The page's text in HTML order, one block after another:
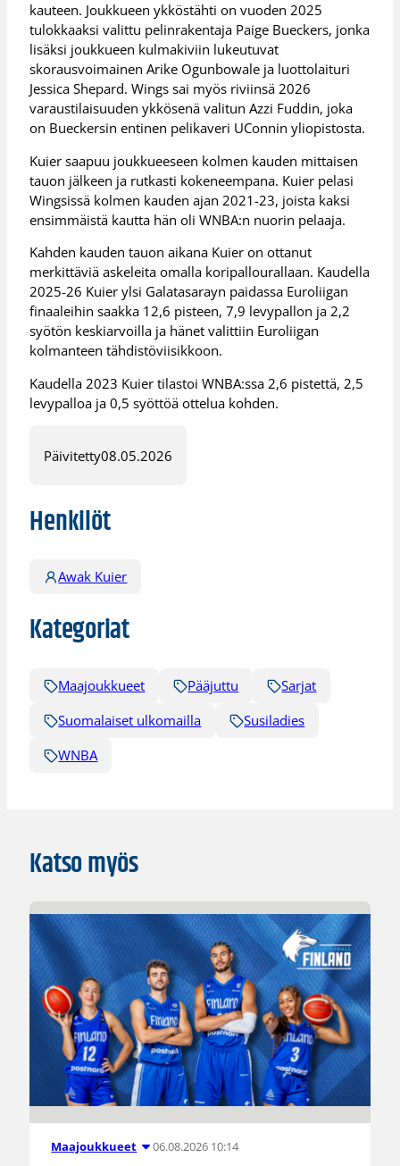
kauteen. Joukkueen ykköstähti on vuoden 2025
tulokkaaksi valittu pelinrakentaja Paige Bueckers, jonka
lisäksi joukkueen kulmakiviin lukeutuvat
skorausvoimainen Arike Ogunbowale ja luottolaituri
Jessica Shepard. Wings sai myös riviinsä 2026
varaustilaisuuden ykkösenä valitun Azzi Fuddin, joka
on Bueckersin entinen pelikaveri UConnin yliopistosta.
Kuier saapuu joukkueeseen kolmen kauden mittaisen
tauon jälkeen ja rutkasti kokeneempana. Kuier pelasi
Wingsissä kolmen kauden ajan 2021-23, joista kaksi
ensimmäistä kautta hän oli WNBA:n nuorin pelaaja.
Kahden kauden tauon aikana Kuier on ottanut
merkittäviä askeleita omalla koripallourallaan. Kaudella
2025-26 Kuier ylsi Galatasarayn paidassa Euroliigan
finaaleihin saakka 12,6 pisteen, 7,9 levypallon ja 2,2
syötön keskiarvoilla ja hänet valittiin Euroliigan
kolmanteen tähdistöviisikkoon.
Kaudella 2023 Kuier tilastoi WNBA:ssa 2,6 pistettä, 2,5
levypalloa ja 0,5 syöttöä ottelua kohden.
Päivitetty08.05.2026
Henkilöt
Awak Kuier
Kategoriat
Maajoukkueet Pääjuttu
Sarjat
Suomalaiset ulkomailla
Susiladies
WNBA
Katso myös
Maajoukkueet 06.08.2026 10:14